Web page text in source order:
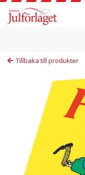
Tillbaka till produkter